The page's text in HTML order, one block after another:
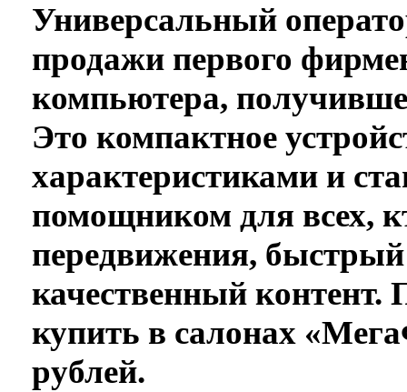
Универсальный
продажи первого
компьютера,
Это компактное
характеристиками и
помощником для всех,
передвижения,
качественный
купить в салонах
рублей.